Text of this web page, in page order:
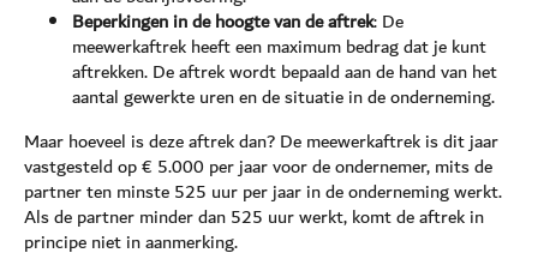
Beperkingen in de hoogte van de aftrek: De
meewerkaftrek heeft een maximum bedrag dat je kunt
aftrekken. De aftrek wordt bepaald aan de hand van het
aantal gewerkte uren en de situatie in de onderneming.
Maar hoeveel is deze aftrek dan? De meewerkaftrek is dit jaar
vastgesteld op € 5.000 per jaar voor de ondernemer, mits de
partner ten minste 525 uur per jaar in de onderneming werkt.
Als de partner minder dan 525 uur werkt, komt de aftrek in
principe niet in aanmerking.